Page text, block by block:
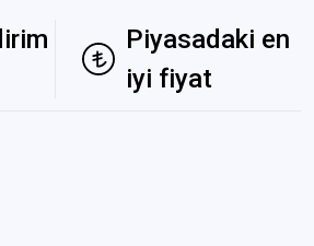
Piyasadaki en
iyi fiyat